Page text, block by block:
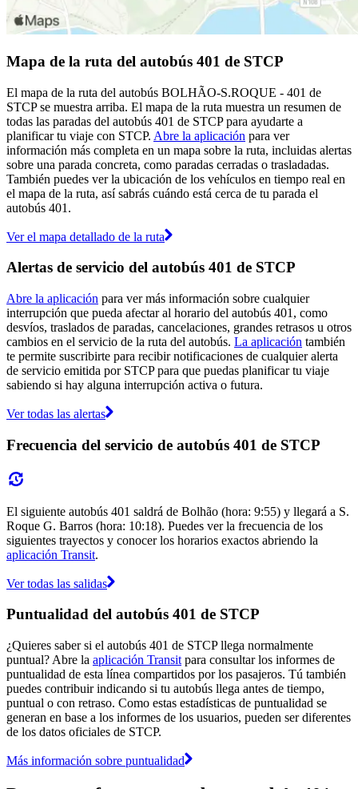
Mapa de la ruta del autobús 401 de STCP
El mapa de la ruta del autobús BOLHÃO-S.ROQUE - 401 de
STCP se muestra arriba. El mapa de la ruta muestra un resumen de
todas las paradas del autobús 401 de STCP para ayudarte a
planificar tu viaje con STCP. Abre la aplicación para ver
información más completa en un mapa sobre la ruta, incluidas alertas
sobre una parada concreta, como paradas cerradas o trasladadas.
También puedes ver la ubicación de los vehículos en tiempo real en
el mapa de la ruta, así sabrás cuándo está cerca de tu parada el
autobús 401.
Ver el mapa detallado de la ruta
Alertas de servicio del autobús 401 de STCP
Abre la aplicación para ver más información sobre cualquier
interrupción que pueda afectar al horario del autobús 401, como
desvíos, traslados de paradas, cancelaciones, grandes retrasos u otros
cambios en el servicio de la ruta del autobús. La aplicación también
te permite suscribirte para recibir notificaciones de cualquier alerta
de servicio emitida por STCP para que puedas planificar tu viaje
sabiendo si hay alguna interrupción activa o futura.
Ver todas las alertas
Frecuencia del servicio de autobús 401 de STCP
El siguiente autobús 401 saldrá de Bolhão (hora: 9:55) y llegará a S.
Roque G. Barros (hora: 10:18). Puedes ver la frecuencia de los
siguientes trayectos y conocer los horarios exactos abriendo la
aplicación Transit.
Ver todas las salidas
Puntualidad del autobús 401 de STCP
¿Quieres saber si el autobús 401 de STCP llega normalmente
puntual? Abre la aplicación Transit para consultar los informes de
puntualidad de esta línea compartidos por los pasajeros. Tú también
puedes contribuir indicando si tu autobús llega antes de tiempo,
puntual o con retraso. Como estas estadísticas de puntualidad se
generan en base a los informes de los usuarios, pueden ser diferentes
de los datos oficiales de STCP.
Más información sobre puntualidad